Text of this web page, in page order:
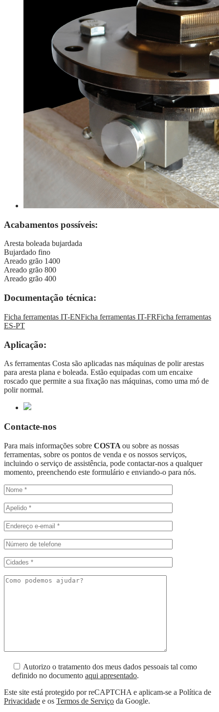
Acabamentos possíveis:
Aresta boleada bujardada
Bujardado fino
Areado grão 1400
Areado grão 800
Areado grão 400
Documentação técnica:
Ficha ferramentas IT-ENFicha ferramentas IT-FRFicha ferramentas
ES-PT
Aplicação:
As ferramentas Costa são aplicadas nas máquinas de polir arestas
para aresta plana e boleada. Estão equipadas com um encaixe
roscado que permite a sua fixação nas máquinas, como uma mó de
polir normal.
Contacte-nos
Para mais informações sobre COSTA ou sobre as nossas
ferramentas, sobre os pontos de venda e os nossos serviços,
incluindo o serviço de assistência, pode contactar-nos a qualquer
momento, preenchendo este formulário e enviando-o para nós.
Autorizo o tratamento dos meus dados pessoais tal como
definido no documento aqui apresentado.
Este site está protegido por reCAPTCHA e aplicam-se a Política de
Privacidade e os Termos de Serviço da Google.